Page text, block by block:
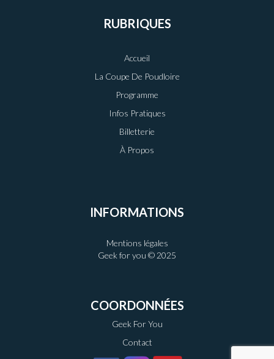
RUBRIQUES
Accueil
La Coupe De Poudloire
Programme
Infos Pratiques
Billetterie
À Propos
INFORMATIONS
Mentions légales
Geek for you © 2025
COORDONNÉES
Geek For You
Contact